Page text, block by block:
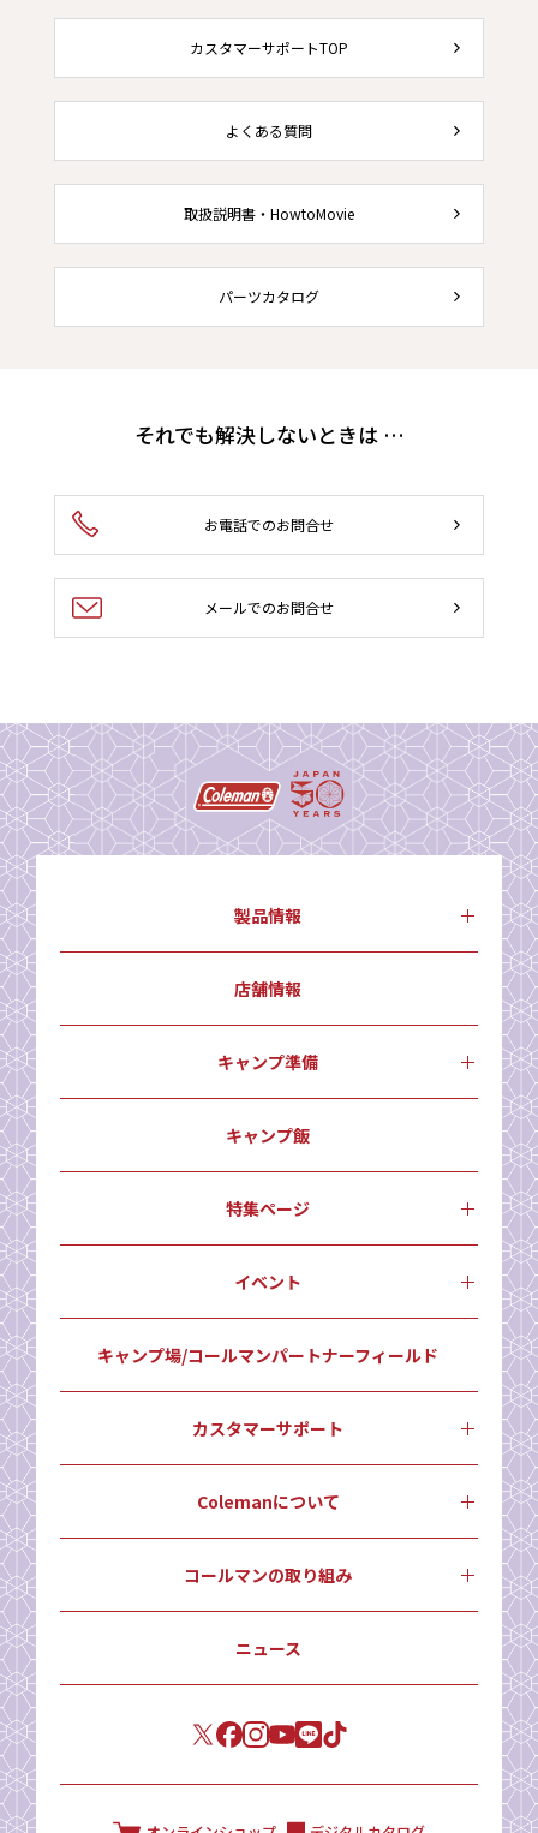
カスタマーサポートTOP
よくある質問
取扱説明書・HowtoMovie
パーツカタログ
それでも解決しないときは …
お電話でのお問合せ
メールでのお問合せ
製品情報
店舗情報
キャンプ準備
キャンプ飯
特集ページ
イベント
キャンプ場/コールマンパートナーフィールド
カスタマーサポート
Colemanについて
コールマンの取り組み
ニュース